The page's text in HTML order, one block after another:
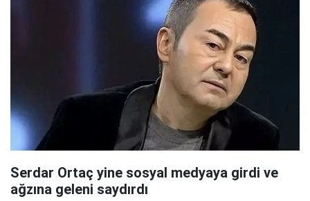
Serdar Ortaç yine sosyal medyaya girdi ve
ağzına geleni saydırdı